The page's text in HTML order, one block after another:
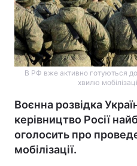
В РФ вже активно готуються
хвилю
Воєнна розвідка
керівництво Росії
оголосить про
мобілізації.